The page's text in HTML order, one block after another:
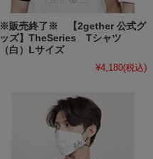
※販売終了※ 【2gether 公式グ
ッズ】TheSeries Tシャツ
（白）Lサイズ
¥4,180(税込)